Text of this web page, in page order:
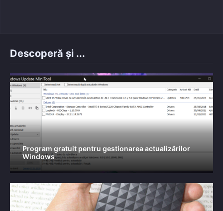
Descoperă și ...
Program gratuit pentru gestionarea actualizărilor
Windows